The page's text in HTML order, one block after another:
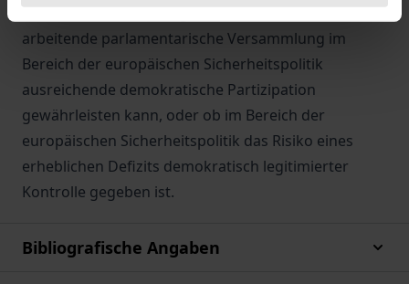
zukommt, wirft die Frage auf, ob eine transnational
arbeitende parlamentarische Versammlung im
Bereich der europäischen Sicherheitspolitik
ausreichende demokratische Partizipation
gewährleisten kann, oder ob im Bereich der
europäischen Sicherheitspolitik das Risiko eines
erheblichen Defizits demokratisch legitimierter
Kontrolle gegeben ist.
Bibliografische Angaben